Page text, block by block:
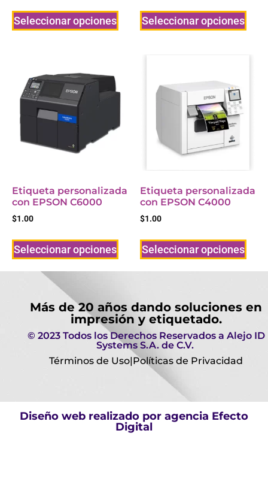
Seleccionar opciones Seleccionar opciones
Etiqueta personalizada
con EPSON C6000
$1.00
Seleccionar opciones
Etiqueta personalizada
con EPSON C4000
$1.00
Seleccionar opciones
Más de 20 años dando soluciones en
impresión y etiquetado.
© 2023 Todos los Derechos Reservados a Alejo ID
Systems S.A. de C.V.
Términos de Uso|Políticas de Privacidad
Diseño web realizado por agencia Efecto
Digital